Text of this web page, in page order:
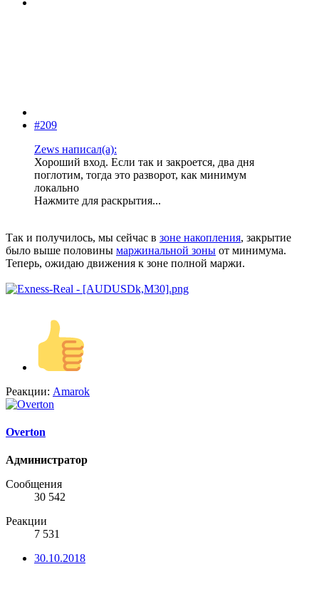
#209
Zews написал(а):
Хороший вход. Если так и закроется, два дня
поглотим, тогда это разворот, как минимум
локально
Нажмите для раскрытия...
Так и получилось, мы сейчас в зоне накопления, закрытие
было выше половины маржинальной зоны от минимума.
Теперь, ожидаю движения к зоне полной маржи.
Реакции: Amarok
Overton
Администратор
Сообщения
30 542
Реакции
7 531
30.10.2018